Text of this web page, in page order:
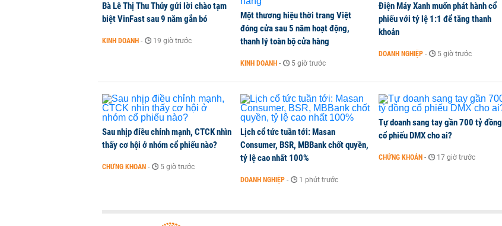
Hà Nội xem xét gia hạn thủ tục 6 dự án lớn
Lịch cổ tức tuần tới: Masan Consumer, BSR, MBBank chốt quyền, tỷ lệ cao nhất 100%
Bà Lê Thị Thu Thủy gửi lời chào tạm
biệt VinFast sau 9 năm gắn bó
KINH DOANH - 19 giờ trước
Một thương hiệu thời trang Việt
đóng cửa sau 5 năm hoạt động,
thanh lý toàn bộ cửa hàng
KINH DOANH - 5 giờ trước
Điện Máy Xanh muốn phát hành cổ
phiếu với tỷ lệ 1:1 để tăng thanh
khoản
DOANH NGHIỆP - 5 giờ trước
Sau nhịp điều chỉnh mạnh, CTCK nhìn
thấy cơ hội ở nhóm cổ phiếu nào?
CHỨNG KHOÁN - 5 giờ trước
Lịch cổ tức tuần tới: Masan
Consumer, BSR, MBBank chốt quyền,
tỷ lệ cao nhất 100%
DOANH NGHIỆP - 1 phút trước
Tự doanh sang tay gần 700 tỷ đồng
cổ phiếu DMX cho ai?
CHỨNG KHOÁN - 17 giờ trước